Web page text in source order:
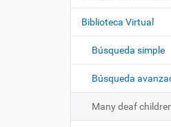
á
q
g
a
i
n
Biblioteca Virtual
Búsqueda simple
Búsqueda
Many deaf